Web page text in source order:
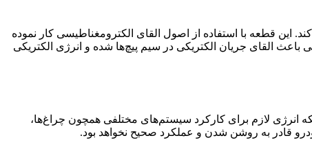
این قطعه با استفاده از اصول القای الکترومغناطیسی کار نموده
القای جریان الکتریکی در سیم پیچ‌ها شده و انرژی الکتریکی
انرژی لازم برای کارکرد سیستم‌های مختلفی همچون چراغ‌ها،
قادر به روشن شدن و عملکرد صحیح نخواهد بود.